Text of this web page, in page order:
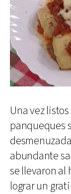
Una vez
panqueques
abundante
se llevaron al
lograr un